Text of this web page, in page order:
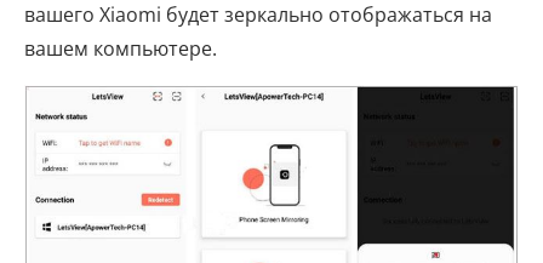
вашего Xiaomi будет зеркально отображаться на
вашем компьютере.